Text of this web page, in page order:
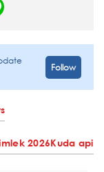
Follow
2026Kuda api